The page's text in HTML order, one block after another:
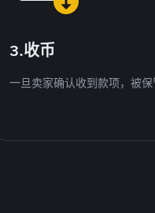
3.收币
一旦卖家确认收到款项，被保